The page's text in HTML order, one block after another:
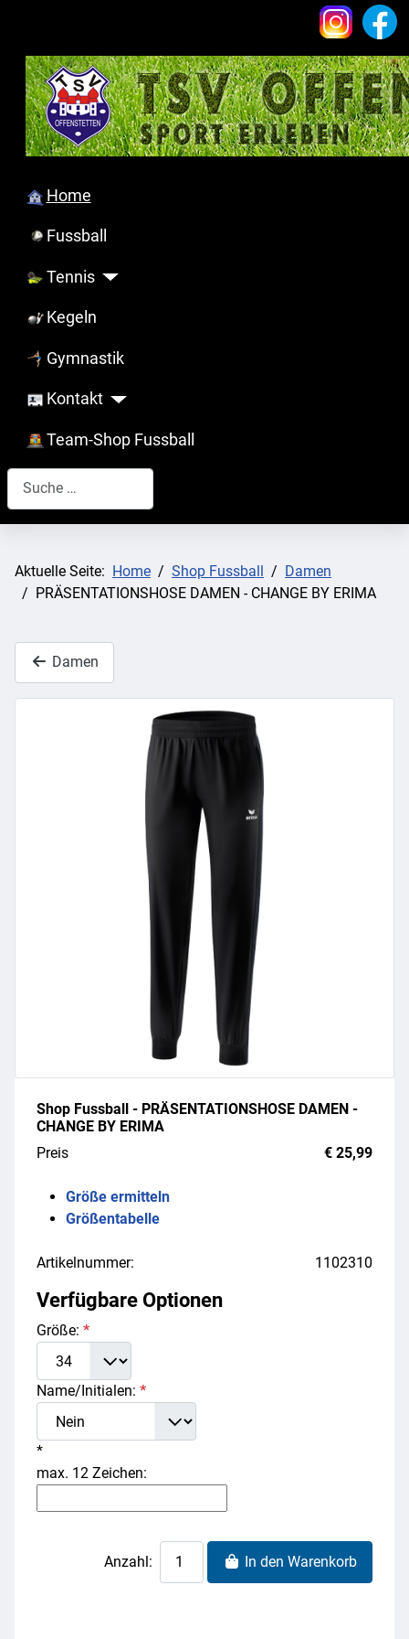
Home
Fussball
Tennis
Kegeln
Gymnastik
Kontakt
Team-Shop Fussball
Suchen
Aktuelle Seite: Home Shop Fussball
Damen
PRÄSENTATIONSHOSE DAMEN - CHANGE BY ERIMA
Damen
Shop Fussball - PRÄSENTATIONSHOSE DAMEN -
CHANGE BY ERIMA
Preis
€ 25,99
Größe ermitteln
Größentabelle
Artikelnummer: 1102310
Verfügbare Optionen
Größe: *
Name/Initialen: *
*
max. 12 Zeichen:
Anzahl: In den Warenkorb